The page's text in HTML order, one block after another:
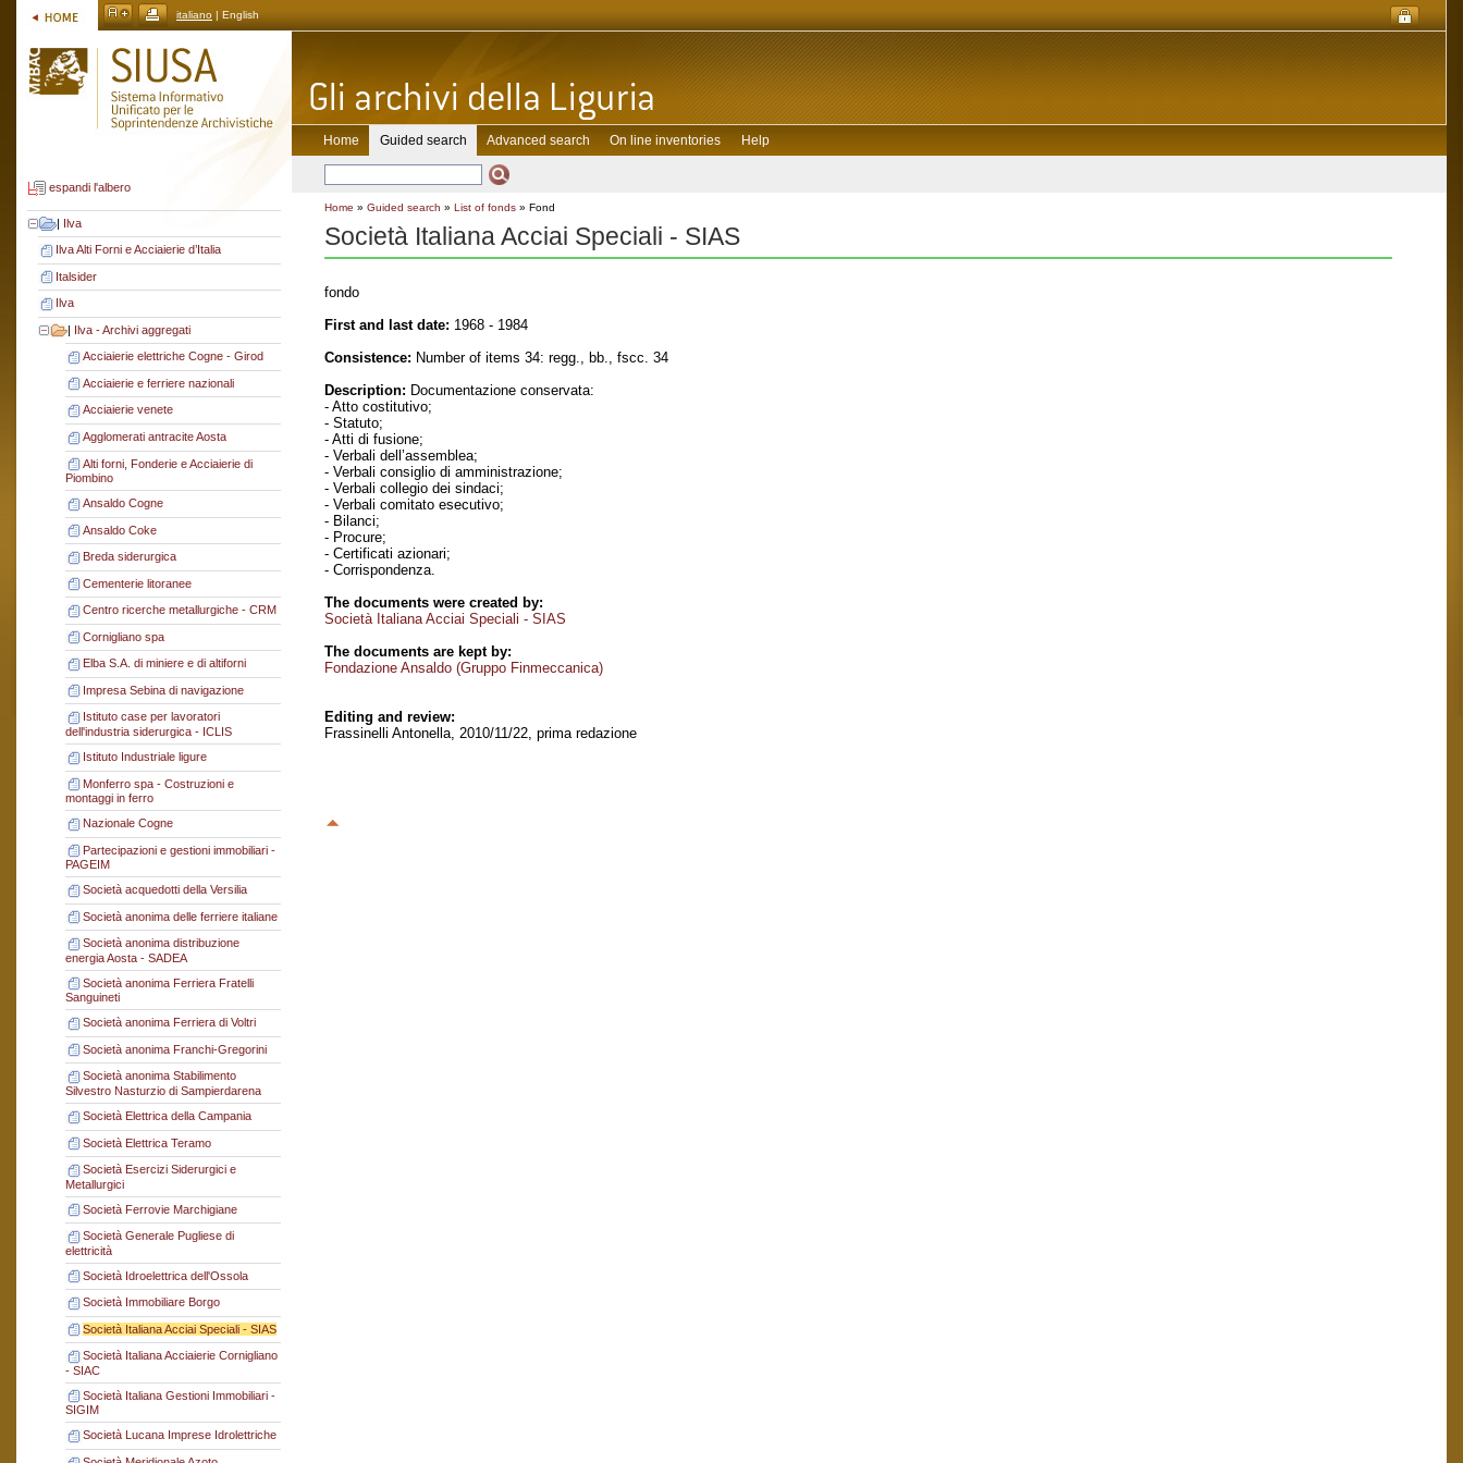
italiano | English
espandi l'albero
| Ilva
Ilva Alti Forni e Acciaierie d’Italia
Italsider
Ilva
| Ilva - Archivi aggregati
Acciaierie elettriche Cogne - Girod
Acciaierie e ferriere nazionali
Acciaierie venete
Agglomerati antracite Aosta
Alti forni, Fonderie e Acciaierie di
Piombino
Ansaldo Cogne
Ansaldo Coke
Breda siderurgica
Cementerie litoranee
Centro ricerche metallurgiche - CRM
Cornigliano spa
Elba S.A. di miniere e di altiforni
Impresa Sebina di navigazione
Istituto case per lavoratori
dell'industria siderurgica - ICLIS
Istituto Industriale ligure
Monferro spa - Costruzioni e
montaggi in ferro
Nazionale Cogne
Partecipazioni e gestioni immobiliari -
PAGEIM
Società acquedotti della Versilia
Società anonima delle ferriere italiane
Società anonima distribuzione
energia Aosta - SADEA
Società anonima Ferriera Fratelli
Sanguineti
Società anonima Ferriera di Voltri
Società anonima Franchi-Gregorini
Società anonima Stabilimento
Silvestro Nasturzio di Sampierdarena
Società Elettrica della Campania
Società Elettrica Teramo
Società Esercizi Siderurgici e
Metallurgici
Società Ferrovie Marchigiane
Società Generale Pugliese di
elettricità
Società Idroelettrica dell'Ossola
Società Immobiliare Borgo
Società Italiana Acciai Speciali - SIAS
Società Italiana Acciaierie Cornigliano
- SIAC
Società Italiana Gestioni Immobiliari -
SIGIM
Società Lucana Imprese Idrolettriche
Home Guided search Advanced search On line inventories Help
Home » Guided search » List of fonds » Fond
Società Italiana Acciai Speciali - SIAS
fondo
First and last date: 1968 - 1984
Consistence: Number of items 34: regg., bb., fscc. 34
Description: Documentazione conservata:
- Atto costitutivo;
- Statuto;
- Atti di fusione;
- Verbali dell’assemblea;
- Verbali consiglio di amministrazione;
- Verbali collegio dei sindaci;
- Verbali comitato esecutivo;
- Bilanci;
- Procure;
- Certificati azionari;
- Corrispondenza.
The documents were created by:
Società Italiana Acciai Speciali - SIAS
The documents are kept by:
Fondazione Ansaldo (Gruppo Finmeccanica)
Editing and review:
Frassinelli Antonella, 2010/11/22, prima redazione